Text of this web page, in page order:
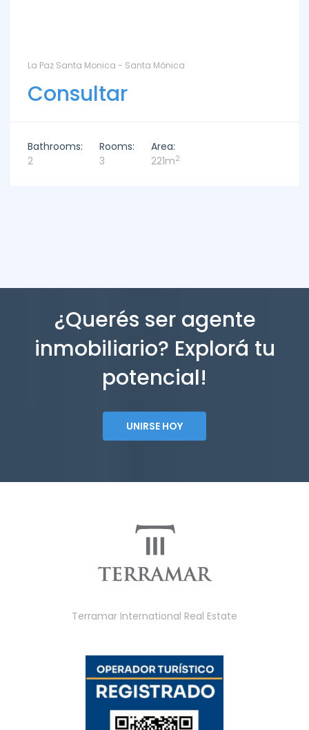
La Paz Santa Monica - Santa Mónica
Consultar
Bathrooms:
2
Rooms:
3
Area:
221m2
¿Querés ser agente
inmobiliario? Explorá tu
potencial!
UNIRSE HOY
Terramar International Real Estate